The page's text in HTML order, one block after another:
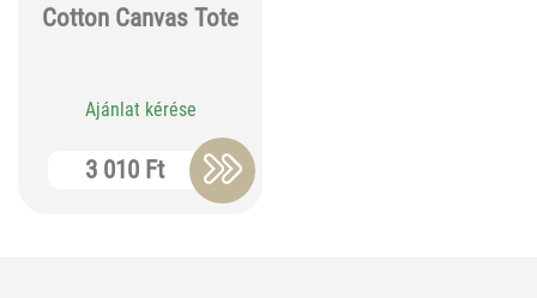
Cotton Canvas Tote
Ajánlat kérése
3 010 Ft